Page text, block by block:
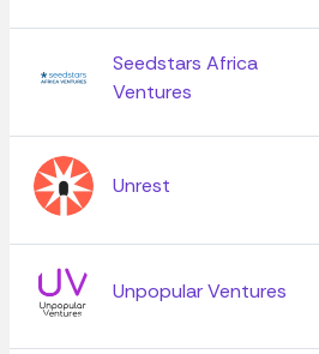
Seedstars Africa
Ventures
Unrest
Unpopular Ventures